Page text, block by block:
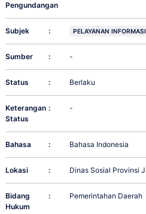
Pengundangan
Subjek : PELAYANAN
Sumber : -
Status : Berlaku
Keterangan
Status
: -
Bahasa : Bahasa Indonesia
Lokasi : Dinas Sosial Provinsi
Bidang
Hukum
: Pemerintahan Daerah